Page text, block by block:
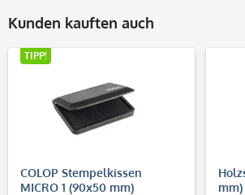
Kunden kauften auch
TIPP!
COLOP Stempelkissen
MICRO 1 (90x50 mm)
mm)